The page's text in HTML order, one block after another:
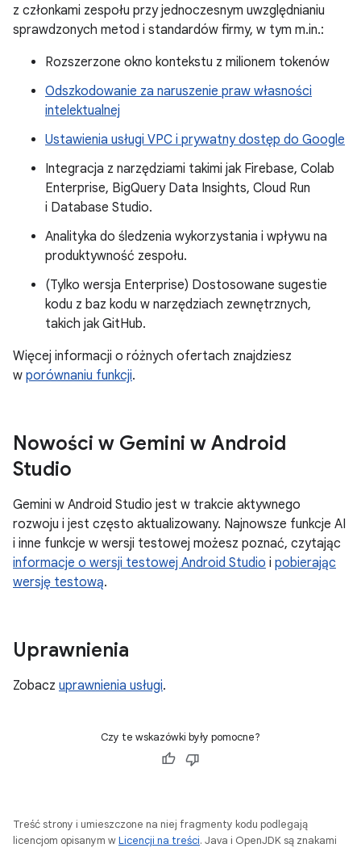
z członkami zespołu przy jednoczesnym uwzględnianiu
sprawdzonych metod i standardów firmy, w tym m.in.:
Rozszerzone okno kontekstu z milionem tokenów
Odszkodowanie za naruszenie praw własności
intelektualnej
Ustawienia usługi VPC i prywatny dostęp do Google
Integracja z narzędziami takimi jak Firebase, Colab
Enterprise, BigQuery Data Insights, Cloud Run
i Database Studio.
Analityka do śledzenia wykorzystania i wpływu na
produktywność zespołu.
(Tylko wersja Enterprise) Dostosowane sugestie
kodu z baz kodu w narzędziach zewnętrznych,
takich jak GitHub.
Więcej informacji o różnych ofertach znajdziesz
w porównaniu funkcji.
Nowości w Gemini w Android
Studio
Gemini w Android Studio jest w trakcie aktywnego
rozwoju i jest często aktualizowany. Najnowsze funkcje AI
i inne funkcje w wersji testowej możesz poznać, czytając
informacje o wersji testowej Android Studio i pobierając
wersję testową.
Uprawnienia
Zobacz uprawnienia usługi.
Czy te wskazówki były pomocne?
Treść strony i umieszczone na niej fragmenty kodu podlegają
licencjom opisanym wLicencji na treści. Java i OpenJDK są znakami